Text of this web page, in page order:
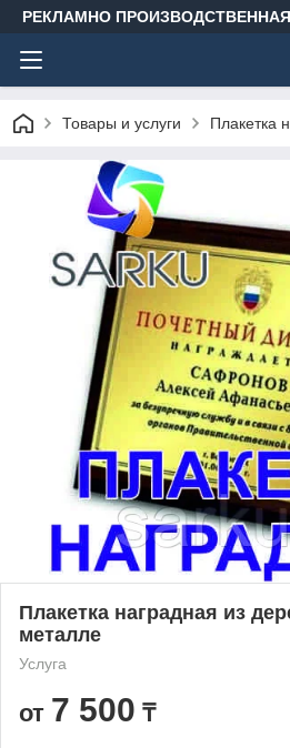
РЕКЛАМНО
Товары и услуги Плакетка
Плакетка наградная из
металле
Услуга
от 7 500 ₸